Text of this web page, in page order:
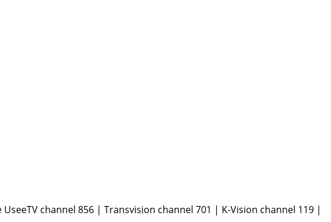
channel 856 | Transvision channel 701 | K-Vision channel 119 |